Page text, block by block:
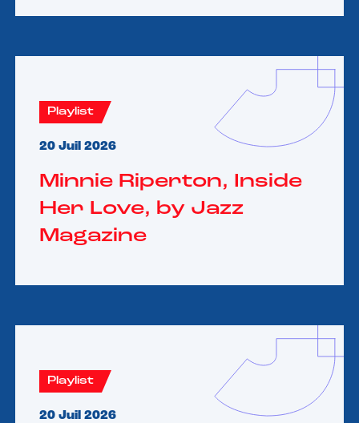
Playlist
20 Juil 2026
Minnie Riperton, Inside
Her Love, by Jazz
Magazine
Playlist
20 Juil 2026